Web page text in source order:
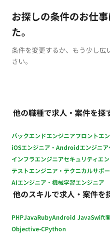
お探しの条件のお仕
た。
条件を変更するか、もう少し広
さい。
他の職種で求人・案件を探
バックエンドエンジニアフロントエ
iOSエンジニア・Androidエンジニア
インフラエンジニアセキュリティエ
テストエンジニア・テクニカルサポ
AIエンジニア・機械学習エンジニア
他のスキルで求人・案件を
PHPJavaRubyAndroid JavaSwift
Objective-CPython